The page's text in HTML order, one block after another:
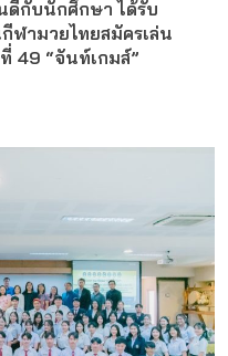
ดีกับนักศึกษา ได้รับ
ฬามวยไทยสมัครเล่น
49 “จันท์เกมส์”